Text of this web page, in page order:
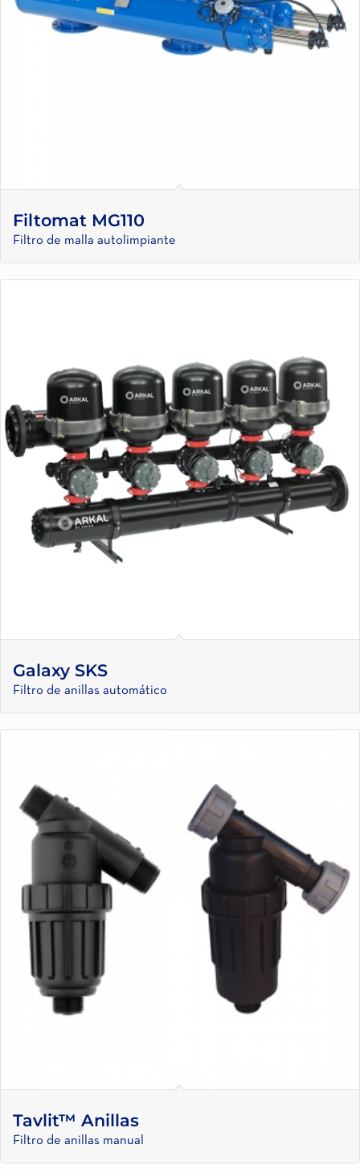
Filtomat MG110
Filtro de malla autolimpiante
Galaxy SKS
Filtro de anillas automático
Tavlit™ Anillas
Filtro de anillas manual